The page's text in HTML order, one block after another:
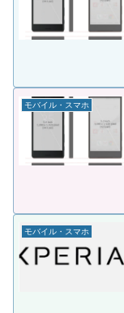
モバイル・スマホ
モバイル・スマホ